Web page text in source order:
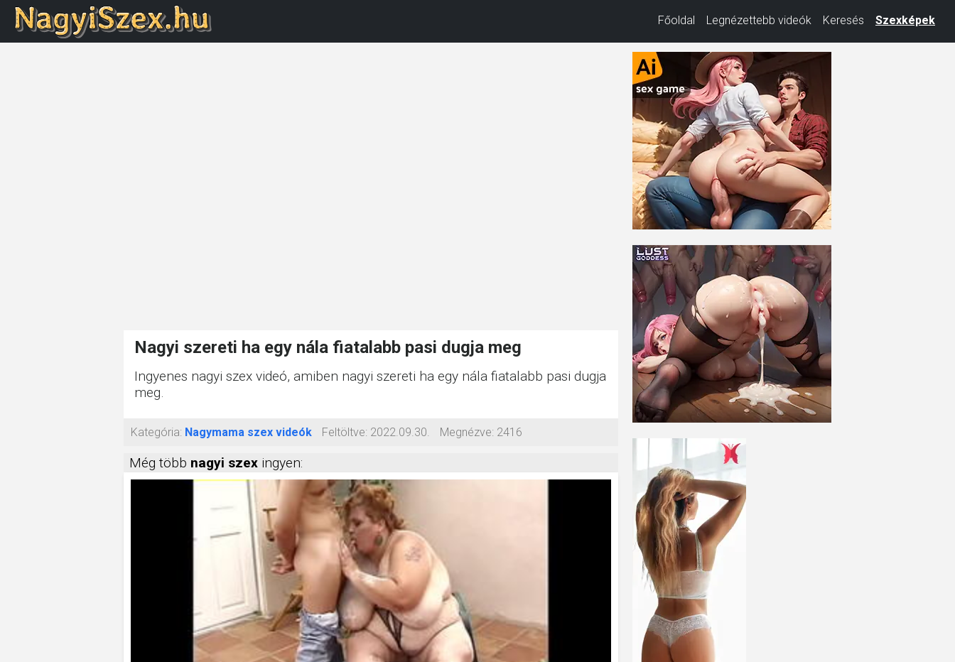
Főoldal Legnézettebb videók Keresés Szexképek
Nagyi szereti ha egy nála fiatalabb pasi dugja meg
Ingyenes nagyi szex videó, amiben nagyi szereti ha egy nála fiatalabb pasi dugja
meg.
Kategória: Nagymama szex videók Feltöltve: 2022.09.30. Megnézve: 2416
Még több nagyi szex ingyen: